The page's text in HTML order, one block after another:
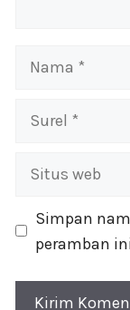
Nama
Surel
Situs
Simpan
peramban